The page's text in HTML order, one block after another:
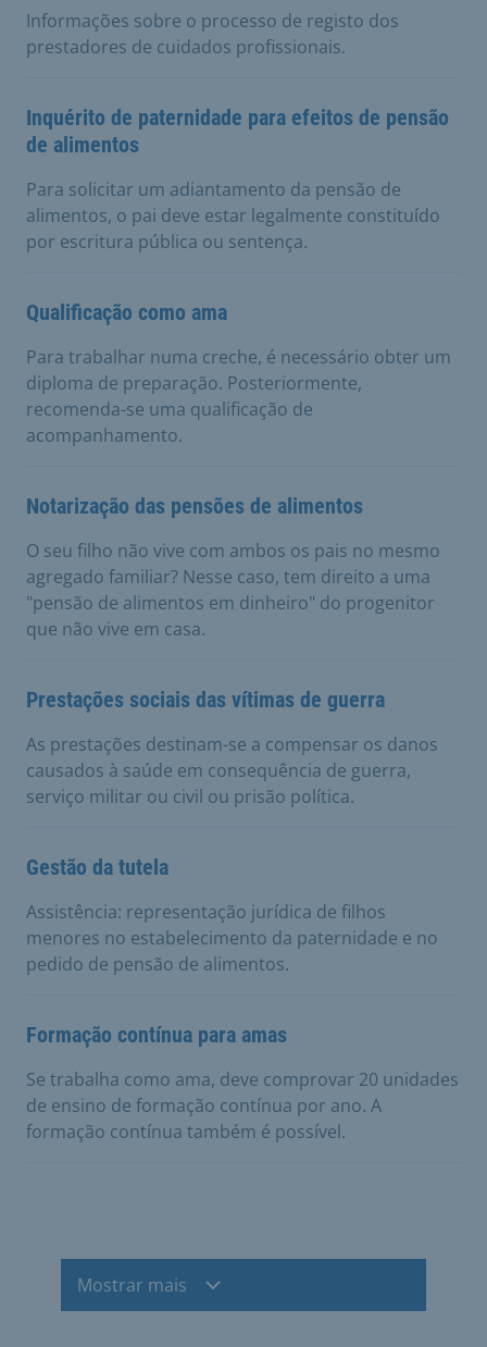
Informações sobre o processo de registo dos
prestadores de cuidados profissionais.
Inquérito de paternidade para efeitos de pensão
de alimentos
Para solicitar um adiantamento da pensão de
alimentos, o pai deve estar legalmente constituído
por escritura pública ou sentença.
Qualificação como ama
Para trabalhar numa creche, é necessário obter um
diploma de preparação. Posteriormente,
recomenda-se uma qualificação de
acompanhamento.
Notarização das pensões de alimentos
O seu filho não vive com ambos os pais no mesmo
agregado familiar? Nesse caso, tem direito a uma
"pensão de alimentos em dinheiro" do progenitor
que não vive em casa.
Prestações sociais das vítimas de guerra
As prestações destinam-se a compensar os danos
causados à saúde em consequência de guerra,
serviço militar ou civil ou prisão política.
Gestão da tutela
Assistência: representação jurídica de filhos
menores no estabelecimento da paternidade e no
pedido de pensão de alimentos.
Formação contínua para amas
Se trabalha como ama, deve comprovar 20 unidades
de ensino de formação contínua por ano. A
formação contínua também é possível.
Mostrar mais